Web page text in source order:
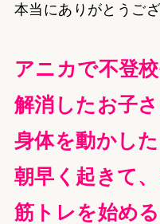
本当にありがとうござ
アニカで不登
解消したお子
身体を動かし
朝早く起きて
筋トレを始め